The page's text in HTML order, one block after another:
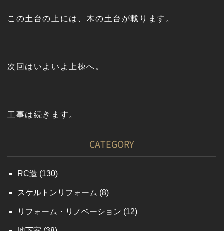
この土台の上には、木の土台が載ります。
次回はいよいよ上棟へ。
工事は続きます。
CATEGORY
RC造 (130)
スケルトンリフォーム (8)
リフォーム・リノベーション (12)